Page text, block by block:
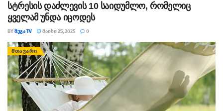
სტრესის დაძლევის 10 საიდუმლო, რომელიც
ყველამ უნდა იცოდეს
BYᲛᲔᲒᲐ TV ᲛᲐᲘᲡᲘ 25, 2025 0
ᲛᲗᲐᲕᲐᲠᲘ